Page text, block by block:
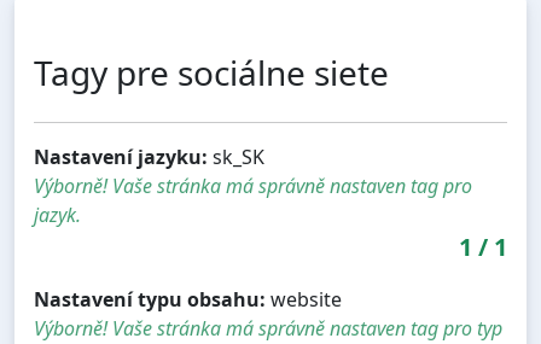
Tagy pre sociálne siete
Nastavení jazyku: sk_SK
Výborně! Vaše stránka má správně nastaven tag pro
jazyk.
1 / 1
Nastavení typu obsahu: website
Výborně! Vaše stránka má správně nastaven tag pro typ